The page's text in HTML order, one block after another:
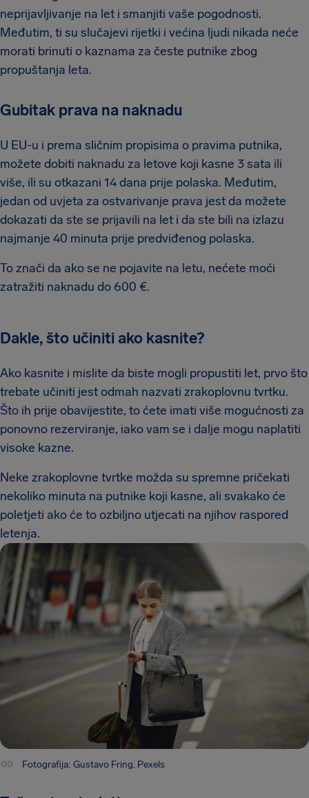
neprijavljivanje na let i smanjiti vaše pogodnosti.
Međutim, ti su slučajevi rijetki i većina ljudi nikada neće
morati brinuti o kaznama za česte putnike zbog
propuštanja leta.
Gubitak prava na naknadu
U EU-u i prema sličnim propisima o pravima putnika,
možete dobiti naknadu za letove koji kasne 3 sata ili
više, ili su otkazani 14 dana prije polaska. Međutim,
jedan od uvjeta za ostvarivanje prava jest da možete
dokazati da ste se prijavili na let i da ste bili na izlazu
najmanje 40 minuta prije predviđenog polaska.
To znači da ako se ne pojavite na letu, nećete moći
zatražiti naknadu do 600 €.
Dakle, što učiniti ako kasnite?
Ako kasnite i mislite da biste mogli propustiti let, prvo što
trebate učiniti jest odmah nazvati zrakoplovnu tvrtku.
Što ih prije obavijestite, to ćete imati više mogućnosti za
ponovno rezerviranje, iako vam se i dalje mogu naplatiti
visoke kazne.
Neke zrakoplovne tvrtke možda su spremne pričekati
nekoliko minuta na putnike koji kasne, ali svakako će
poletjeti ako će to ozbiljno utjecati na njihov raspored
letenja.
Fotografija: Gustavo Fring, Pexels